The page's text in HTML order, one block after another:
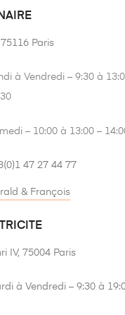
Paris
à Vendredi – 9:30 à
– 10:00 à 13:00 –
47 27 44 77
& François
IV, 75004 Paris
à Vendredi – 9:30 à